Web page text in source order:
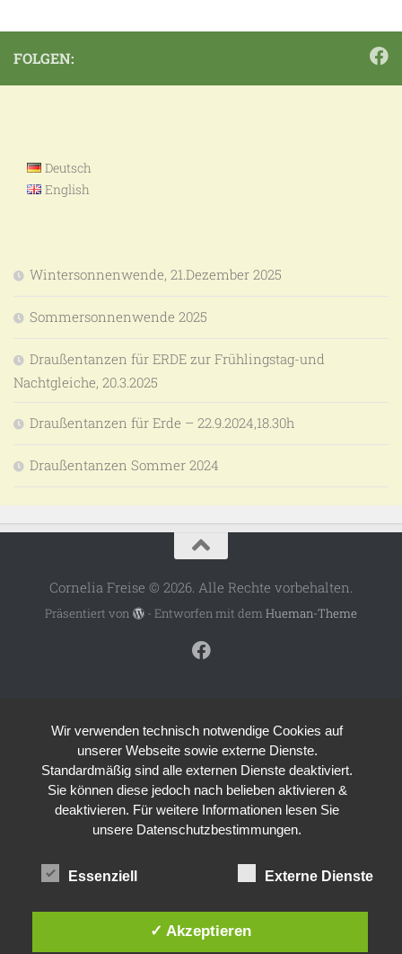
FOLGEN:
Deutsch
English
Wintersonnenwende, 21.Dezember 2025
Sommersonnenwende 2025
Draußentanzen für ERDE zur Frühlingstag-und
Nachtgleiche, 20.3.2025
Draußentanzen für Erde – 22.9.2024,18.30h
Draußentanzen Sommer 2024
Cornelia Freise © 2026. Alle Rechte vorbehalten.
Präsentiert von - Entworfen mit dem Hueman-Theme
Wir verwenden technisch notwendige Cookies auf
unserer Webseite sowie externe Dienste.
Standardmäßig sind alle externen Dienste deaktiviert.
Sie können diese jedoch nach belieben aktivieren &
deaktivieren. Für weitere Informationen lesen Sie
unsere Datenschutzbestimmungen.
Essenziell Externe Dienste
✓ Akzeptieren